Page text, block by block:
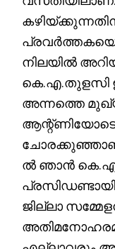
നിലയില്‍
കെ.എ.തുളസി
അന്നത്തെ
ചോരക്കുഞ്ഞാണ്
ല്‍ ഞാന്‍
ജില്ലാ